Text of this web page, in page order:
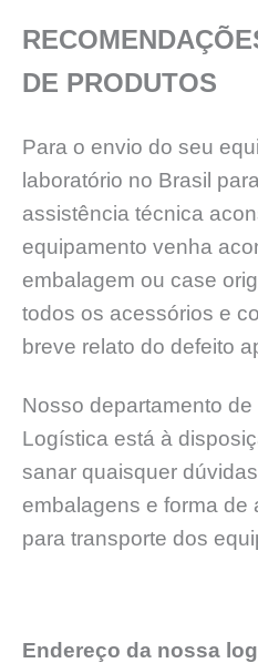
DE PRODUTOS
Para o envio do seu
laboratório no Brasil
assistência técnica
equipamento venha
embalagem ou case
todos os acessórios e
breve relato do defeito
Nosso departamento
Logística está à
sanar quaisquer
embalagens e forma de
para transporte dos
Endereço da nossa